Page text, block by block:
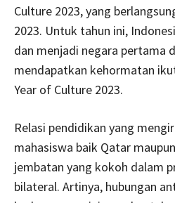
Culture 2023, yang
2023. Untuk tahun ini,
dan menjadi negara pertama
mendapatkan kehormatan
Year of Culture 2023.
Relasi pendidikan yang
mahasiswa baik Qatar
jembatan yang kokoh dalam
bilateral. Artinya, hubungan